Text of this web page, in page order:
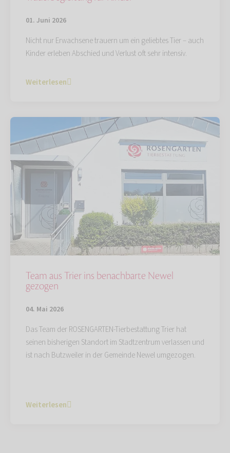
01. Juni 2026
Nicht nur Erwachsene trauern um ein geliebtes Tier – auch
Kinder erleben Abschied und Verlust oft sehr intensiv.
Weiterlesen
Team aus Trier ins benachbarte Newel
gezogen
04. Mai 2026
Das Team der ROSENGARTEN-Tierbestattung Trier hat
seinen bisherigen Standort im Stadtzentrum verlassen und
ist nach Butzweiler in der Gemeinde Newel umgezogen.
Weiterlesen